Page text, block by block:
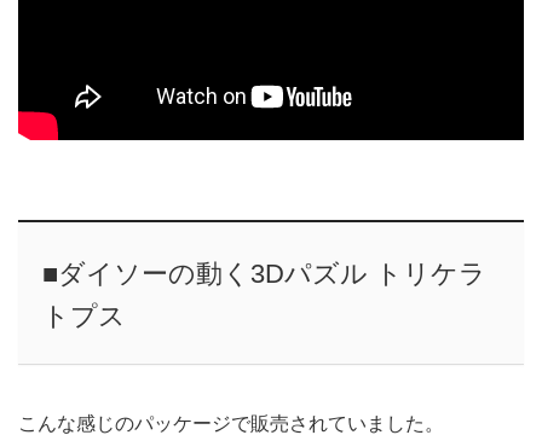
■ダイソーの動く3Dパズル トリケラ
トプス
こんな感じのパッケージで販売されていました。